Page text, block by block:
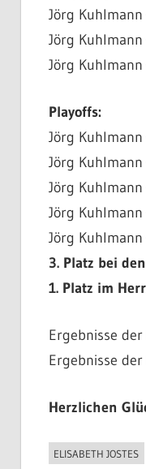
Jörg Kuhlmann
Jörg Kuhlmann
Jörg Kuhlmann
Playoffs:
Jörg Kuhlmann
Jörg Kuhlmann
Jörg Kuhlmann
Jörg Kuhlmann
Jörg Kuhlmann
3. Platz bei
1. Platz im
Ergebnisse
Ergebnisse
Herzlichen
ALLGEMEIN
ELISABETH JOSTES